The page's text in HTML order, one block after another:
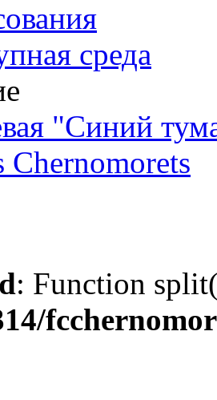
среда
"Синий
Chernomorets
: Function